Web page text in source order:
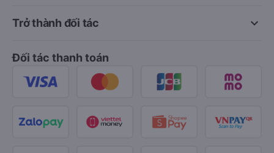
keyboard_arrow_down
Trở thành đối tác
Đối tác thanh toán